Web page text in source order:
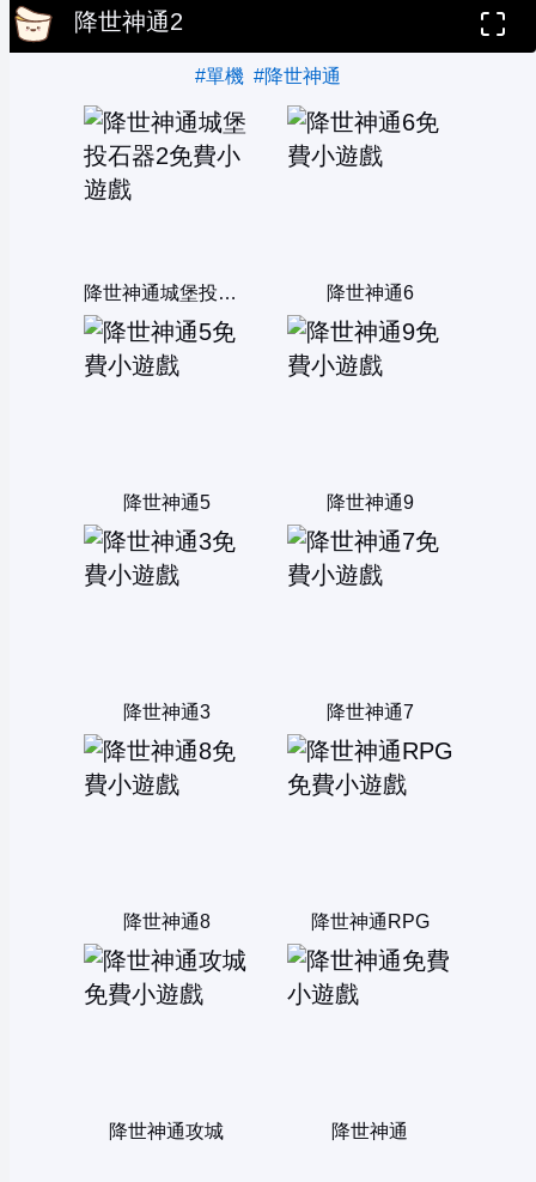
降世神通2
#單機 #降世神通
降世神通城堡投石器2 降世神通6
降世神通5 降世神通9
降世神通3 降世神通7
降世神通8 降世神通RPG
降世神通攻城 降世神通